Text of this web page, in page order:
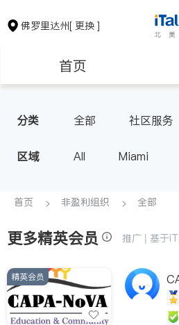
佛罗里达州[ 更换 ]
首页
保险理财
银行贷款
教育
非盈利组织
分类 全部 社区服务
区域 All Miami
FL - Other Cities
首页 非盈利组织 全部
更多精英会员 推广 | 基于
精英会员